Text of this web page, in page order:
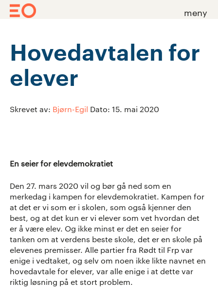
content
meny
Hovedavtalen for
elever
Skrevet av: Bjørn-Egil Dato: 15. mai 2020
En seier for elevdemokratiet
Den 27. mars 2020 vil og bør gå ned som en
merkedag i kampen for elevdemokratiet. Kampen for
at det er vi som er i skolen, som også kjenner den
best, og at det kun er vi elever som vet hvordan det
er å være elev. Og ikke minst er det en seier for
tanken om at verdens beste skole, det er en skole på
elevenes premisser. Alle partier fra Rødt til Frp var
enige i vedtaket, og selv om noen ikke likte navnet en
hovedavtale for elever, var alle enige i at dette var
riktig løsning på et stort problem.